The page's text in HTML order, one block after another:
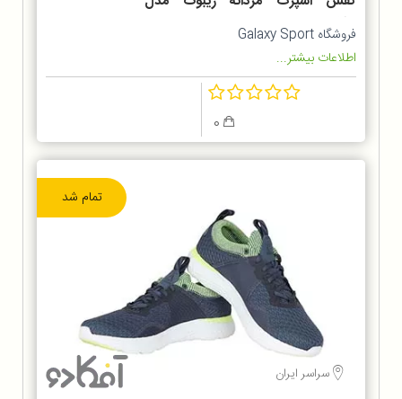
Bd5535
فروشگاه Galaxy Sport
اطلاعات بیشتر...
تمام شد
سراسر ایران